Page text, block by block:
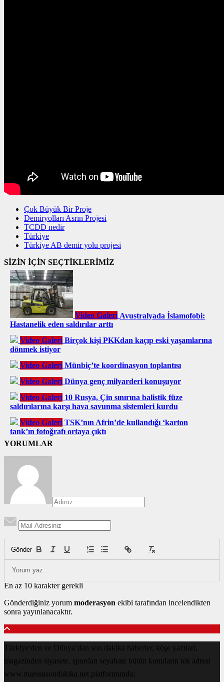
Çok Büyük Bir Proje
Demiryolları Asrın Projesi
TCDD nedir
Türkiye
Türkiye AB demir yolu projesi
SİZİN İÇİN SEÇTİKLERİMİZ
Video Galeri Avustralyada İslamofobi:
Hastanelik eden saldırılar arttı
Video Galeri Birçok kişi PKKdan kaçıp eski yaşamlarına
dönmek istiyor
Video Galeri Münbiç’te koordinasyon toplantısı
Video Galeri Dünya genç milyarderi konuşuyor
Video Galeri 10 Rusya, Çin sınırına balistik füze
saldırılarına karşı hava savunma sistemleri kurdu
Video Galeri TSK’nın Afrin’de kullandığı ‘karton
tank’ın fotoğrafı ortaya çıktı
YORUMLAR
Gönder
En az 10 karakter gerekli
Gönderdiğiniz yorum moderasyon ekibi tarafından incelendikten
sonra yayınlanacaktır.
Türkiye'den ve Dünya’dan son dakika haberler, köşe yazıları,
magazinden siyasete, spordan seyahate bütün konuların tek adresi
www.manisasondakika.net platformunda;